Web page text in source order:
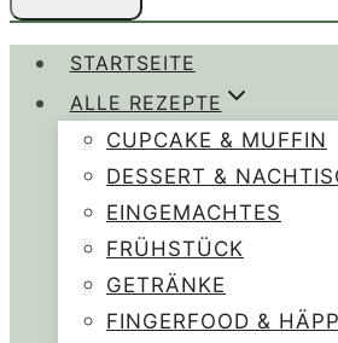
STARTSEITE
ALLE REZEPTE
CUPCAKE & MUFFIN
DESSERT &
EINGEMACHTES
FRÜHSTÜCK
GETRÄNKE
FINGERFOOD &